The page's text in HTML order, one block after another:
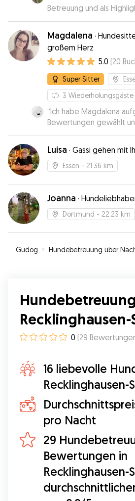
Betreuung und als
ein Garten vorhanden.”
Magdalena ·
großem Herz
5.0 (20
Super Sitter
3 Wiederholungsgäste
“Ich habe Magdalena
Bewertungen gewählt
Es war eine "Kennenlern-
Kleinen ging es bei ihr
Bedarf meine Fellnase
Luisa · Gassi gehen mit
Essen - 21.36 km
Joanna ·
Dortmund - 22.23 km
Gudog » Hundebetreuung über
Recklinghausen-
0 (29
16 liebevolle
Recklinghausen-
pro Nacht
29
Bewertungen in
Recklinghausen-